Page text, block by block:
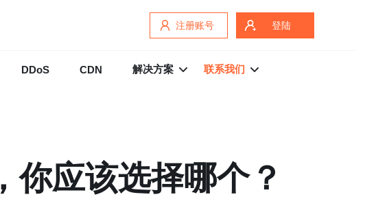
注册账号 登陆
DDoS CDN 解决方案 联系我们
你应该选择哪个？